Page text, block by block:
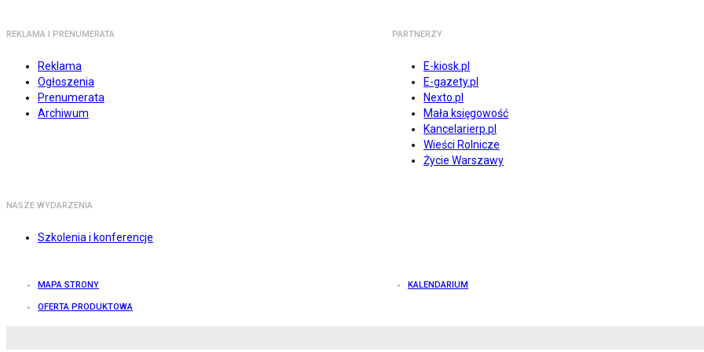
REKLAMA I PRENUMERATA
Reklama
Ogłoszenia
Prenumerata
Archiwum
PARTNERZY
E-kiosk.pl
E-gazety.pl
Nexto.pl
Mała księgowość
Kancelarierp.pl
Wieści Rolnicze
Życie Warszawy
NASZE WYDARZENIA
Szkolenia i konferencje
MAPA STRONY KALENDARIUM
OFERTA PRODUKTOWA